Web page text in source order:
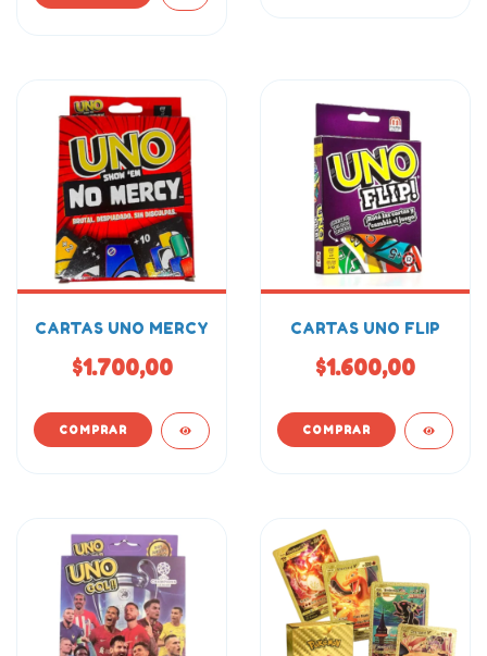
CARTAS UNO MERCY
$1.700,00
CARTAS UNO FLIP
$1.600,00